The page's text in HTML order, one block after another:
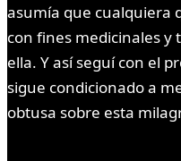
asumía que cualquiera
con fines medicinales y
ella. Y así seguí con el
sigue condicionado a
obtusa sobre esta